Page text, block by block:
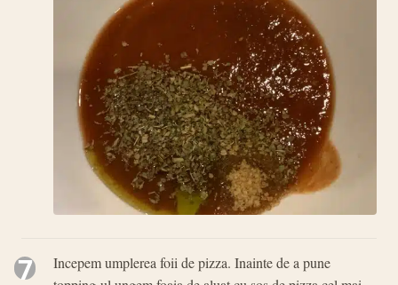
7
Incepem umplerea foii de pizza. Inainte de a pune